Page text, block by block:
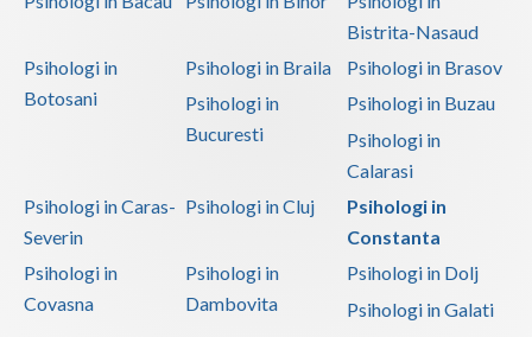
Bistrita-Nasaud
Psihologi in
Botosani
Psihologi in Braila
Psihologi in Brasov
Psihologi in
Bucuresti
Psihologi in Buzau
Psihologi in
Calarasi
Psihologi in Caras-
Severin
Psihologi in Cluj
Psihologi in
Constanta
Psihologi in
Covasna
Psihologi in
Dambovita
Psihologi in Dolj
Psihologi in Galati